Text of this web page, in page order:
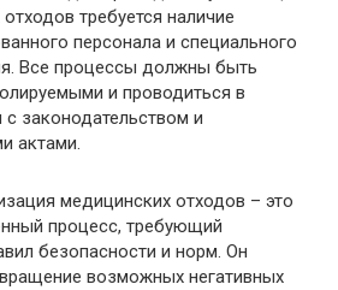
требуется наличие
персонала и специального
Все процессы должны быть
и проводиться в
с законодательством и
актами.
медицинских отходов – это
процесс, требующий
безопасности и норм. Он
возможных негативных